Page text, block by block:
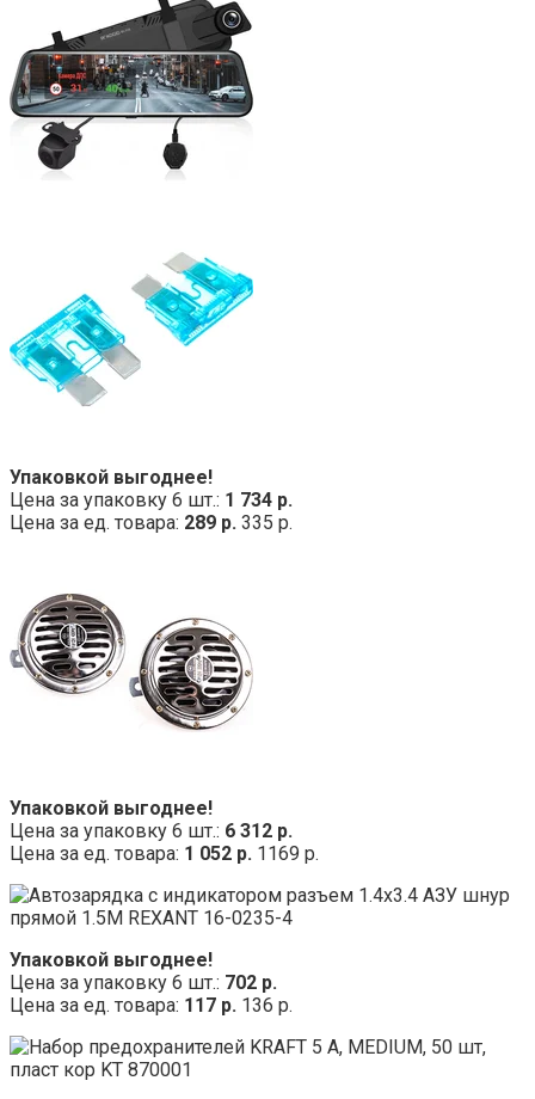
Упаковкой выгоднее!
Цена за упаковку 6 шт.: 1 734 р.
Цена за ед. товара: 289 р. 335 р.
Упаковкой выгоднее!
Цена за упаковку 6 шт.: 6 312 р.
Цена за ед. товара: 1 052 р. 1169 р.
Упаковкой выгоднее!
Цена за упаковку 6 шт.: 702 р.
Цена за ед. товара: 117 р. 136 р.